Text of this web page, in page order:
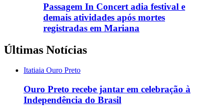
Passagem In Concert adia festival e
demais atividades após mortes
registradas em Mariana
Últimas Notícias
Itatiaia Ouro Preto
Ouro Preto recebe jantar em celebração à
Independência do Brasil